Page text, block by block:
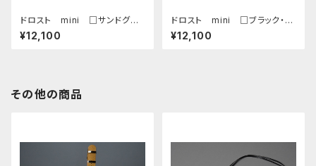
ドロスト mini □サンドグレ
ー・ターコイズ□
¥12,100
ドロスト mini □ブラック・ブ
ラック□
¥12,100
その他の商品